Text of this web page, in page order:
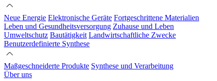
Neue Energie Elektronische Geräte Fortgeschrittene Materialien
Leben und Gesundheitsversorgung Zuhause und Leben
Umweltschutz Bautätigkeit Landwirtschaftliche Zwecke
Benutzerdefinierte Synthese
Maßgeschneiderte Produkte Synthese und Verarbeitung
Über uns